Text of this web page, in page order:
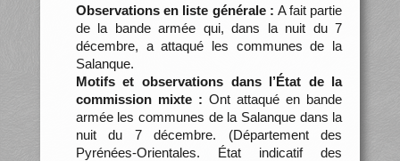
Observations en liste générale : A fait partie
de la bande armée qui, dans la nuit du 7
décembre, a attaqué les communes de la
Salanque.
Motifs et observations dans l’État de la
commission mixte : Ont attaqué en bande
armée les communes de la Salanque dans la
nuit du 7 décembre. (Département des
Pyrénées-Orientales. État indicatif des